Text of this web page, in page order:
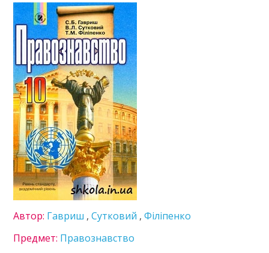
8 клас
9 клас
10 клас
Алгебра
Англійська мова
Біологія і екологія
Всесвітня історія
Геометрія
Географія
Громадянська освіта
Економіка
Зарубіжна література
Захист України
Інформатика
Історія України
Література
Автор: Гавриш ,Сутковий ,Філіпенко
Предмет: Правознавство